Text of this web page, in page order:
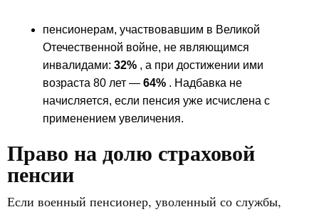
пенсионерам, участвовавшим в Великой
Отечественной войне, не являющимся
инвалидами: 32% , а при достижении ими
возраста 80 лет — 64% . Надбавка не
начисляется, если пенсия уже исчислена с
применением увеличения.
Право на долю страховой
пенсии
Если военный пенсионер, уволенный со службы,